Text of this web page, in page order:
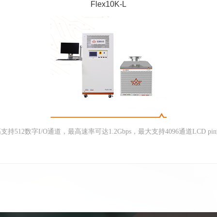
Flex10K-L
持512数字I/O通道，最高速率可达1.2Gbps，最大支持4096通道LCD